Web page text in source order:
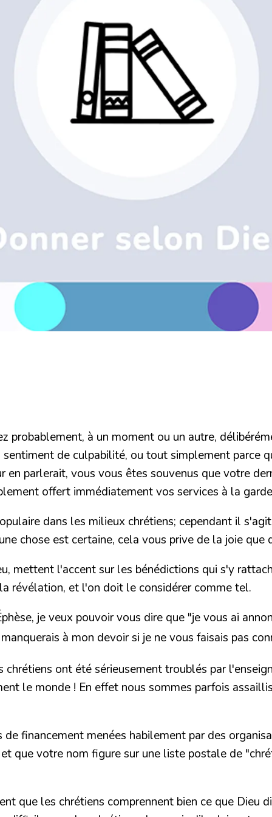
probablement, à un moment ou un autre,
de culpabilité, ou tout simplement parce
en parlerait, vous vous êtes souvenus que votre
offert immédiatement vos services à la
dans les milieux chrétiens; cependant il
chose est certaine, cela vous prive de la joie que
mettent l'accent sur les bénédictions qui s'y
révélation, et l'on doit le considérer comme tel.
je veux pouvoir vous dire que "je vous ai
à mon devoir si je ne vous faisais pas
ont été sérieusement troublés par
le monde ! En effet nous sommes parfois
financement menées habilement par des
que votre nom figure sur une liste postale de
que les chrétiens comprennent bien ce que Dieu